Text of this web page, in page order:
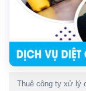
Thuê công ty xử lý